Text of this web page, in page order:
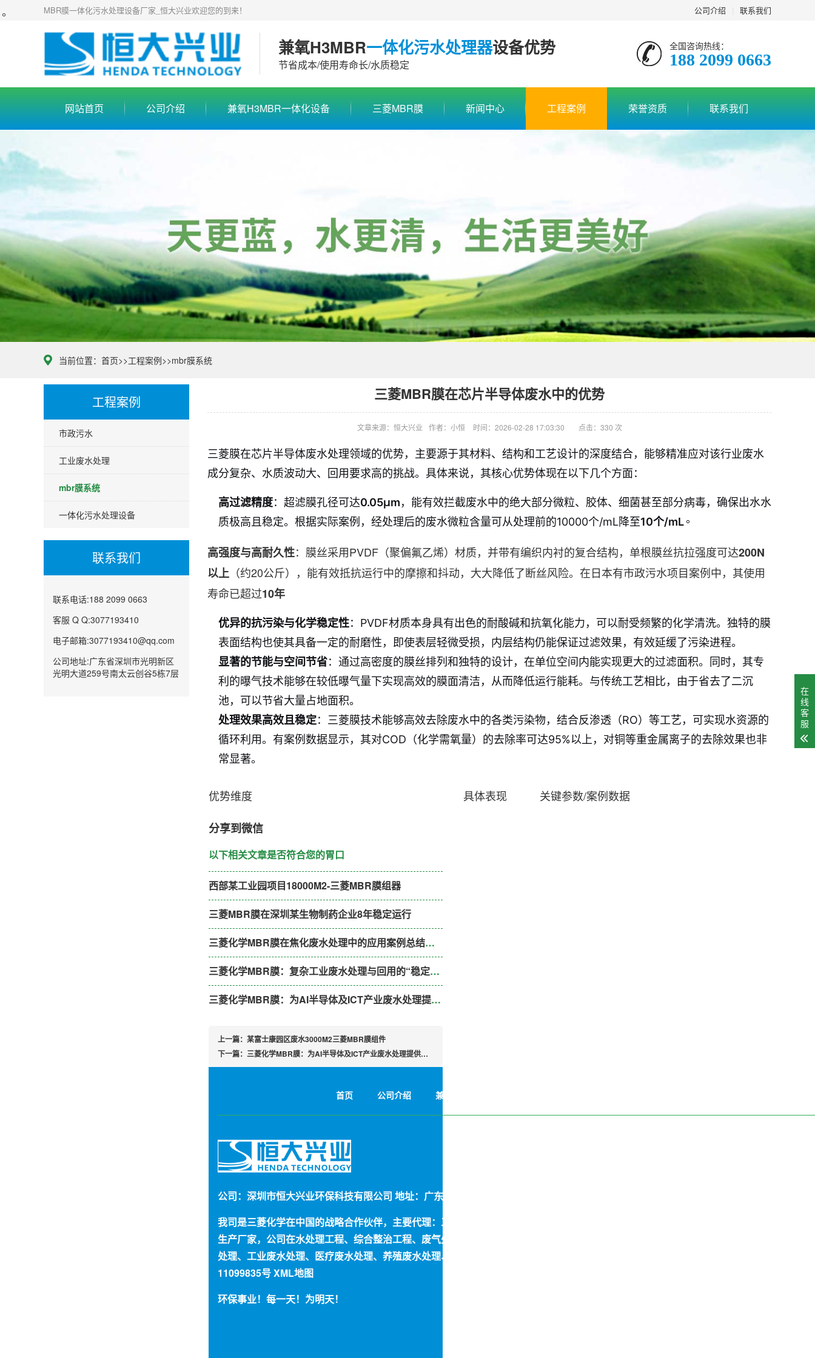
公司介绍 联系我们
MBR膜一体化污水处理设备厂家_恒大兴业欢迎您的到来！
兼氧H3MBR一体化污水处理器设备优势
节省成本/使用寿命长/水质稳定
全国咨询热线：
188 2099 0663
网站首页 公司介绍 兼氧H3MBR一体化设备 三菱MBR膜 新闻中心 工程案例 荣誉资质 联系我们
当前位置： 首页>>工程案例>>mbr膜系统
工程案例
市政污水
工业废水处理
mbr膜系统
一体化污水处理设备
联系我们
联系电话:188 2099 0663
客服 Q Q:3077193410
电子邮箱:3077193410@qq.com
公司地址:广东省深圳市光明新区
光明大道259号南太云创谷5栋7层
三菱MBR膜在芯片半导体废水中的优势
文章来源：恒大兴业 作者：小恒 时间：2026-02-28 17:03:30 点击：330 次
三菱膜在芯片半导体废水处理领域的优势，主要源于其材料、结构和工艺设计的深度结合，能够精准应对该行业废水
成分复杂、水质波动大、回用要求高的挑战。具体来说，其核心优势体现在以下几个方面：
高过滤精度：超滤膜孔径可达0.05μm，能有效拦截废水中的绝大部分微粒、胶体、细菌甚至部分病毒，确保出水水
质极高且稳定。根据实际案例，经处理后的废水微粒含量可从处理前的10000个/mL降至10个/mL。
高强度与高耐久性：膜丝采用PVDF（聚偏氟乙烯）材质，并带有编织内衬的复合结构，单根膜丝抗拉强度可达200N
以上 （约20公斤），能有效抵抗运行中的摩擦和抖动，大大降低了断丝风险。在日本有市政污水项目案例中，其使用
寿命已超过10年
。
优异的抗污染与化学稳定性：PVDF材质本身具有出色的耐酸碱和抗氧化能力，可以耐受频繁的化学清洗。独特的膜
表面结构也使其具备一定的耐磨性，即使表层轻微受损，内层结构仍能保证过滤效果，有效延缓了污染进程。
显著的节能与空间节省：通过高密度的膜丝排列和独特的设计，在单位空间内能实现更大的过滤面积。同时，其专
利的曝气技术能够在较低曝气量下实现高效的膜面清洁，从而降低运行能耗。与传统工艺相比，由于省去了二沉
池，可以节省大量占地面积。
处理效果高效且稳定：三菱膜技术能够高效去除废水中的各类污染物，结合反渗透（RO）等工艺，可实现水资源的
循环利用。有案例数据显示，其对COD（化学需氧量）的去除率可达95%以上，对铜等重金属离子的去除效果也非
常显著。
优势维度 具体表现 关键参数/案例数据
分享到微信
以下相关文章是否符合您的胃口
西部某工业园项目18000M2-三菱MBR膜组器
三菱MBR膜在深圳某生物制药企业8年稳定运行
三菱化学MBR膜在焦化废水处理中的应用案例总结及优势分析
三菱化学MBR膜：复杂工业废水处理与回用的“稳定器”高难度废水应用案例分享
三菱化学MBR膜：为AI半导体及ICT产业废水处理提供高纯水回用解决方案
上一篇： 某富士康园区废水3000M2三菱MBR膜组件
下一篇： 三菱化学MBR膜：为AI半导体及ICT产业废水处理提供高纯水回用解决方案
首页 公司介绍 兼氧H3MBR一体化设备
公司：深圳市恒大兴业环保科技有限公司 地址：广东省深圳市光明新区光明大道259号南太云创谷5栋7层
我司是三菱化学在中国的战略合作伙伴，主要代理：三菱化学MBR膜片，生产三菱MBR膜组件，自主研发兼氧H3MBR一体化污水处理设
生产厂家，公司在水处理工程、综合整治工程、废气处理工程等领域均有多项成功实施的设计、施工、运营及投资业绩，积累了丰富的工
处理、工业废水处理、医疗废水处理、养殖废水处理、垃圾渗滤液处理、纯水超纯水设备、中水回用、零排放项目、河道治理、市政污水
11099835号XML地图
环保事业！每一天！为明天！
在
线
客
服